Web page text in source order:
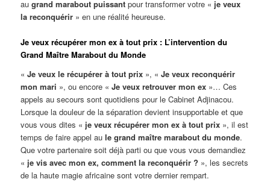
augrand marabout puissant pour transformer votre « je veux
la reconquérir » en une réalité heureuse.
Je veux récupérer mon ex à tout prix : L’intervention du
Grand Maître Marabout du Monde
«Je veux le récupérer à tout prix », «Je veux reconquérir
mon mari », ou encore «Je veux retrouver mon ex »… Ces
appels au secours sont quotidiens pour le Cabinet Adjinacou.
Lorsque la douleur de la séparation devient insupportable et que
vous vous dites « je veux récupérer mon ex à tout prix », il est
temps de faire appel aule grand maître marabout du monde.
Que votre partenaire soit déjà parti ou que vous vous demandiez
« je vis avec mon ex, comment la reconquérir ? », les secrets
de la haute magie africaine sont votre dernier rempart.